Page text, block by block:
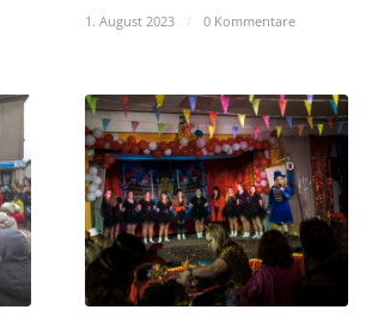
1. August 2023 / 0 Kommentare